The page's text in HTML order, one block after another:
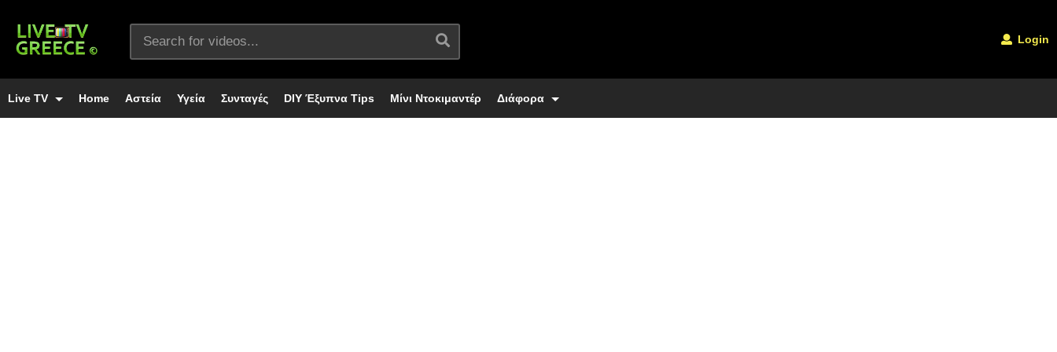
Login
Live TV Home Αστεία Υγεία Συνταγές DIY Έξυπνα Tips Μίνι Ντοκιμαντέρ Διάφορα